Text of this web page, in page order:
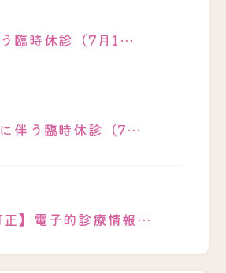
臨時休診（7月1…
伴う臨時休診（7…
正】電子的診療情報…